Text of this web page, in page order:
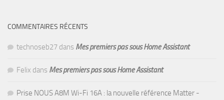
COMMENTAIRES RÉCENTS
technoseb27 dans Mes premiers pas sous Home Assistant
Felix dans Mes premiers pas sous Home Assistant
Prise NOUS A8M Wi-Fi 16A : la nouvelle référence Matter -